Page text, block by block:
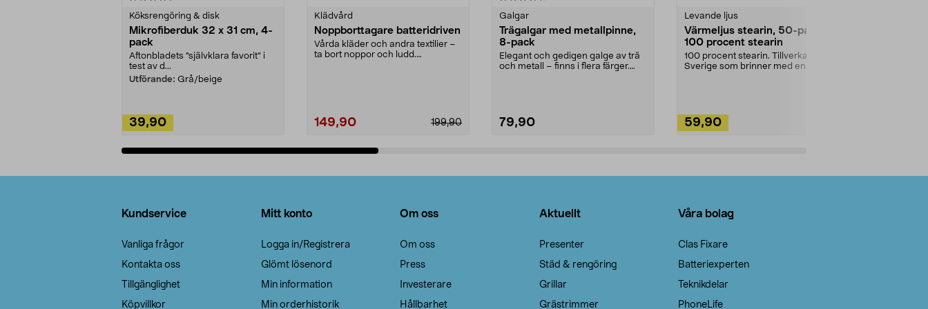
Köksrengöring & disk
Mikrofiberduk 32 x 31 cm, 4-
pack
Aftonbladets "självklara favorit” i
test av d...
Utförande: Grå/beige
39,90
Klädvård
Noppborttagare batteridriven
Vårda kläder och andra textilier –
ta bort noppor och ludd.
199,90
149,90
Galgar
Trägalgar med metallpinne,
8-pack
Elegant och gedigen galge av trä
och metall – finns i flera färger.
79,90
Levande ljus
Värmeljus stearin, 50-pack,
100 procent stearin
100 procent stearin. Tillverkade i
Sverige som brinner med en
59,90
Kundservice
Vanliga frågor
Kontakta oss
Tillgänglighet
Köpvillkor
Mitt konto
Logga in/Registrera
Glömt lösenord
Min information
Min orderhistorik
Om oss
Om oss
Press
Investerare
Hållbarhet
Aktuellt
Presenter
Städ & rengöring
Grillar
Grästrimmer
Våra bolag
Clas Fixare
Batteriexperten
Teknikdelar
PhoneLife